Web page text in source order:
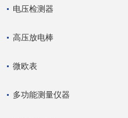
电压检测器
高压放电棒
微欧表
多功能测量仪器